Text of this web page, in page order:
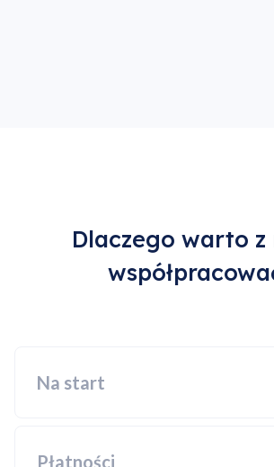
Dlaczego warto z
Na start
Płatności